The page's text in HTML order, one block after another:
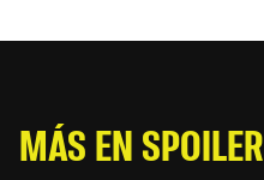
MÁS EN SPOILER